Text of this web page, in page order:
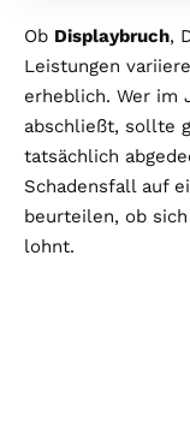
Ob Displaybruch,
Leistungen
erheblich. Wer im
abschließt, sollte
tatsächlich
Schadensfall auf
beurteilen, ob
lohnt.